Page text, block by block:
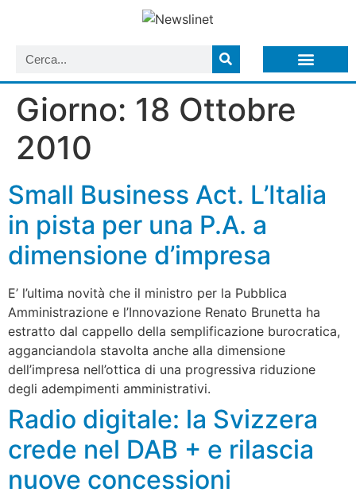
Giorno: 18 Ottobre
2010
Small Business Act. L’Italia
in pista per una P.A. a
dimensione d’impresa
E’ l’ultima novità che il ministro per la Pubblica
Amministrazione e l’Innovazione Renato Brunetta ha
estratto dal cappello della semplificazione burocratica,
agganciandola stavolta anche alla dimensione
dell’impresa nell’ottica di una progressiva riduzione
degli adempimenti amministrativi.
Radio digitale: la Svizzera
crede nel DAB + e rilascia
nuove concessioni